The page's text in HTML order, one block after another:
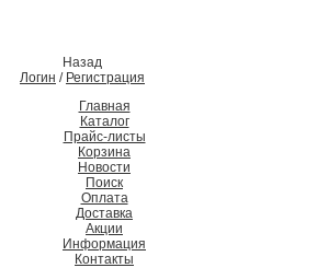
Назад
Логин / Регистрация
Главная
Каталог
Прайс-листы
Корзина
Новости
Поиск
Оплата
Доставка
Акции
Информация
Контакты